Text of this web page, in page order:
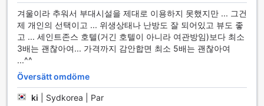
atmosfär för alla sina besökare.
Transportfaciliteter på Ecran Pension
Ecran Pension erbjuder utmärkta transportfaciliteter som
gör det enkelt för gäster att utforska den vackra
omgivningen i Gapyeong-gun. Med en rymlig och bekväm
parkeringsplats på plats kan du tryggt lämna din bil och
njuta av din vistelse utan bekymmer. Den kostnadsfria
겨울이라 추워서 부대시설을 제대로 이용하지 못했지만 ... 그건
제 개인의 선택이고 ... 위생상태나 난방도 잘 되어있고 뷰도 좋
고 ... 세인트존스 호텔(거긴 호텔이 아니라 여관방임)보다 최소
3배는 괜찮아여... 가격까지 감안합면 최소 5배는 괜찮아여
...^^
Översätt omdöme
ki Sydkorea | Par